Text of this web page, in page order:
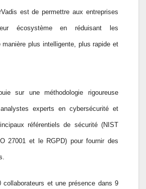
est de permettre aux entreprises
écosystème en réduisant les
manière plus intelligente, plus rapide et
sur une méthodologie rigoureuse
experts en cybersécurité et
référentiels de sécurité (NIST
27001 et le RGPD) pour fournir des
et une présence dans 9